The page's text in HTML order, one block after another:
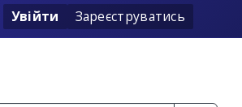
Увійти Зареєструватись